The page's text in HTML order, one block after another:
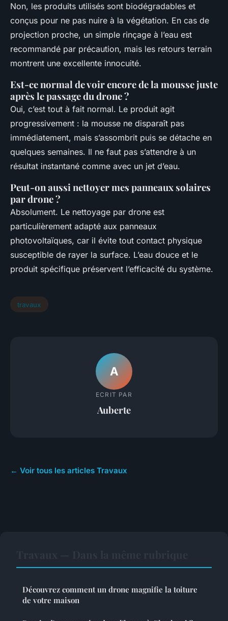
Non, les produits utilisés sont biodégradables et
conçus pour ne pas nuire à la végétation. En cas de
projection proche, un simple rinçage à l’eau est
recommandé par précaution, mais les retours terrain
montrent une excellente innocuité.
Est-ce normal de voir encore de la mousse juste
après le passage du drone ?
Oui, c’est tout à fait normal. Le produit agit
progressivement : la mousse ne disparaît pas
immédiatement, mais s’assombrit puis se détache en
quelques semaines. Il ne faut pas s’attendre à un
résultat instantané comme avec un jet d’eau.
Peut-on aussi nettoyer mes panneaux solaires
par drone ?
Absolument. Le nettoyage par drone est
particulièrement adapté aux panneaux
photovoltaïques, car il évite tout contact physique
susceptible de rayer la surface. L’eau douce et le
produit spécifique préservent l’efficacité du système.
travaux
A
ECRIT PAR
Auberte
← Voir tous les articles Travaux
Découvrez comment un drone magnifie la toiture
de votre maison